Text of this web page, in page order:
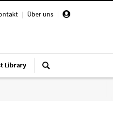
| Über uns |
Library